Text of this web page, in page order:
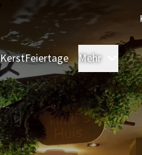
KerstFeiertage Mehr